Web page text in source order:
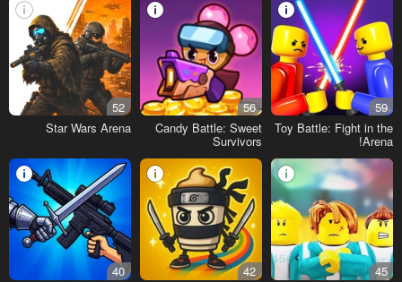
59
Toy Battle: Fight in the
Arena!
56
Candy Battle: Sweet
Survivors
52
Star Wars Arena
45
42
40